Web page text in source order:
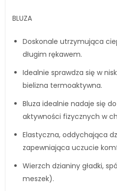
BLUZA
Doskonale utrzymująca
długim rękawem.
Idealnie sprawdza się w
bielizna termoaktywna.
Bluza idealnie nadaje się
aktywności fizycznych w
Elastyczna, oddychająca
zapewniająca uczucie
Wierzch dzianiny gładki,
meszek).